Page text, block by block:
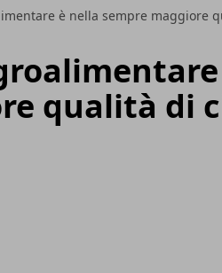
è nella sempre maggiore
qualità di